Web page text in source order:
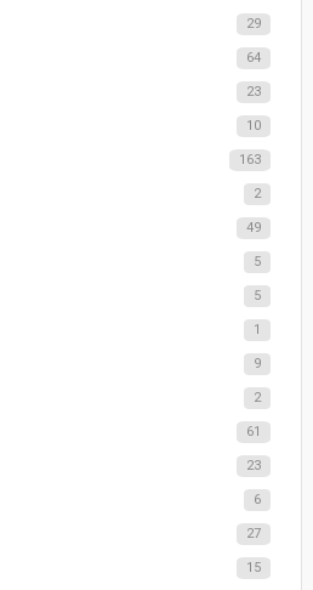
29
64
23
10
163
2
49
5
5
1
9
2
61
23
6
27
15